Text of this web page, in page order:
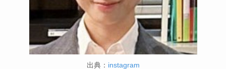
出典： instagram